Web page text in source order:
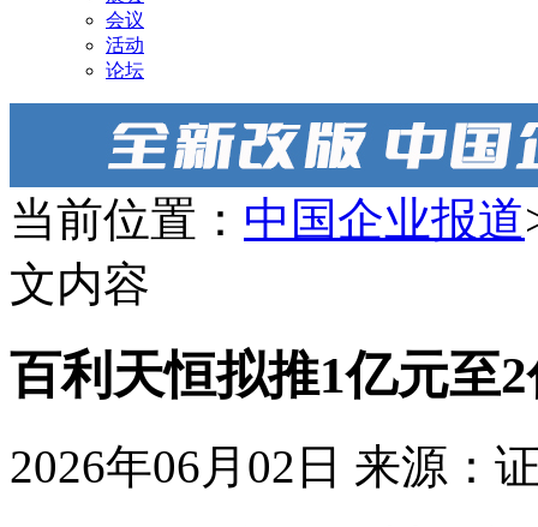
会议
活动
论坛
当前位置： 中国企业报道
文内容
百利天恒拟推1亿元至
2026年06月02日 来源：